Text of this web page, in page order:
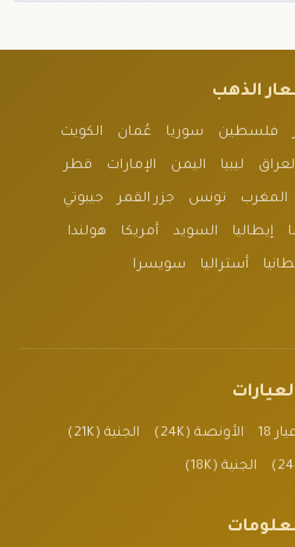
الذهب
فلسطين سوريا عُمان الكويت
ليبيا اليمن الإمارات قطر
المغرب تونس جزر القمر جيبوتي
إيطاليا السويد أمريكا هولندا
أستراليا سويسرا
18 الأونصة (24K) الجنية (21K)
الجنية (18K)